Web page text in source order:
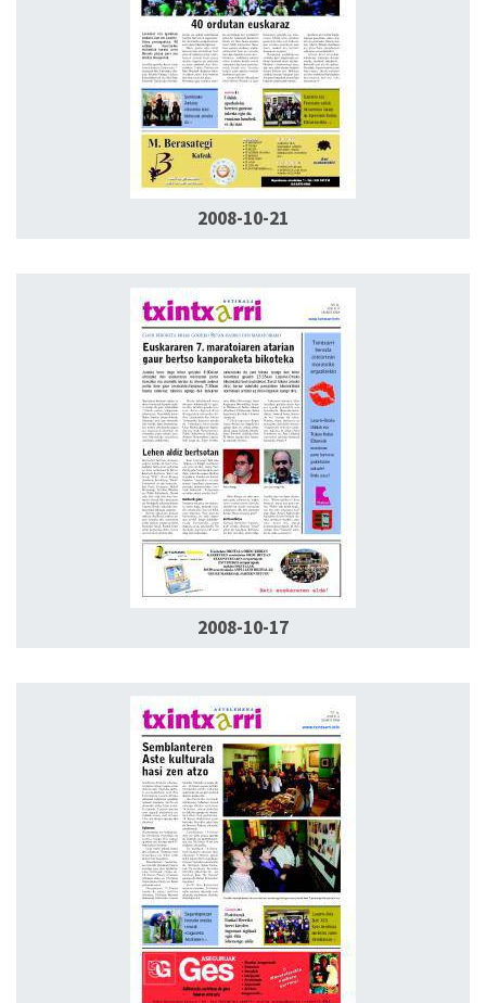
2008-10-21
2008-10-17